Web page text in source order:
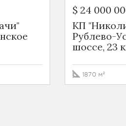
$ 24 000
КП
Рублево-
шоссе, 23
1870 м²